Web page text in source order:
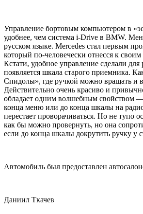
Управление бортовым компьютером в
удобнее, чем система i-Drive в BMW.
русском языке. Mercedes стал первым
который по-человечески отнесся к
Кстати, удобное управление сделали
появляется шкала старого приемника.
Спидолы», где ручкой можно вращать и
Действительно очень красиво и
обладает одним волшебным свойством
конца меню или до конца шкалы на
перестает проворачиваться. Но не тупо
как бы можно провернуть, но она
если до конца шкалы докрутить ручку у
Автомобиль был предоставлен
Даниил Ткачев